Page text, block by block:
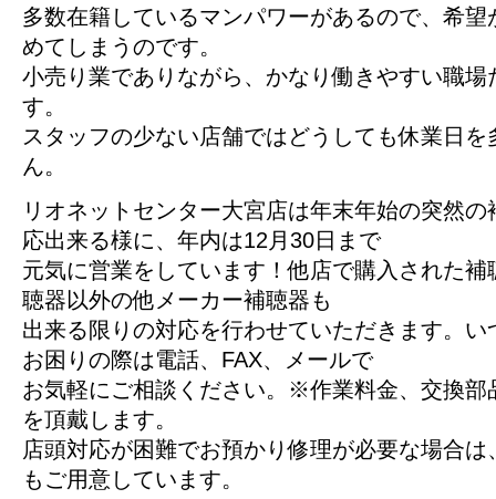
多数在籍しているマンパワーがあるので、希
めてしまうのです。
小売り業でありながら、かなり働きやすい職場
す。
スタッフの少ない店舗ではどうしても休業日
ん。
リオネットセンター大宮店は年末年始の突然
応出来る様に、年内は12月30日まで
元気に営業をしています！他店で購入された
聴器以外の他メーカー補聴器も
出来る限りの対応を行わせていただきます。
お困りの際は電話、FAX、メールで
お気軽にご相談ください。※作業料金、交換部
を頂戴します。
店頭対応が困難でお預かり修理が必要な場合
もご用意しています。